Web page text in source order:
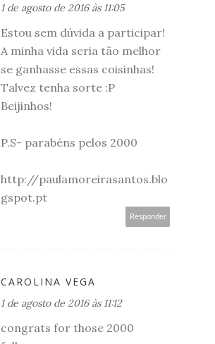
1 de agosto de 2016 às 11:05
Estou sem dúvida a participar!
A minha vida seria tão melhor
se ganhasse essas coisinhas!
Talvez tenha sorte :P
Beijinhos!
P.S- parabéns pelos 2000
http://paulamoreirasantos.blo
gspot.pt
Responder
CAROLINA VEGA
1 de agosto de 2016 às 11:12
congrats for those 2000